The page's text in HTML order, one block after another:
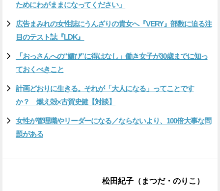
ためにわがままになってください」
広告まみれの女性誌にうんざりの貴女へ『VERY』部数に迫る注
目のテスト誌『LDK』
「おっさんへの“媚び”に得はなし」働き女子が30歳までに知っ
ておくべきこと
計画どおりに生きる。それが「大人になる」ってことです
か？ 燃え殻×古賀史健【対談】
女性が管理職やリーダーになる／ならないより、100倍大事な問
題がある
松田紀子（まつだ・のりこ）